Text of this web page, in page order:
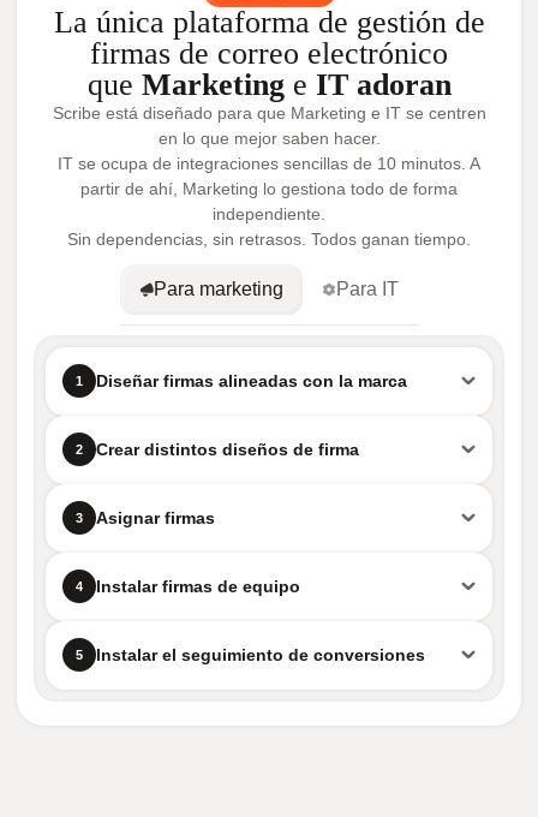
La única plataforma de gestión de
firmas de correo electrónico
que Marketinge IT adoran
Scribe está diseñado para que Marketing e IT se centren
en lo que mejor saben hacer.
IT se ocupa de integraciones sencillas de 10 minutos. A
partir de ahí, Marketing lo gestiona todo de forma
independiente.
Sin dependencias, sin retrasos. Todos ganan tiempo.
Para marketing Para IT
1 Diseñar firmas alineadas con la marca
2 Crear distintos diseños de firma
3 Asignar firmas
4 Instalar firmas de equipo
5 Instalar el seguimiento de conversiones